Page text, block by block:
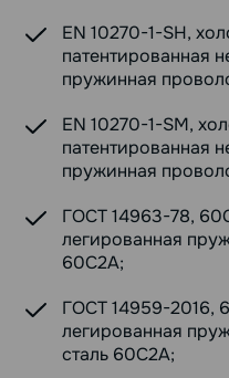
EN 10270-1-SH,
патентированная
пружинная
EN 10270-1-SM,
патентированная
пружинная
ГОСТ 14963-78,
легированная
60С2А;
ГОСТ 14959-2016,
легированная
сталь 60С2А;